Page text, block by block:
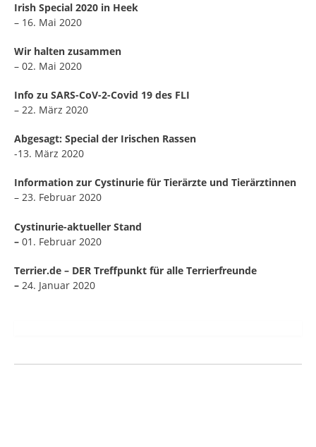
Irish Special 2020 in Heek
– 16. Mai 2020
Wir halten zusammen
– 02. Mai 2020
Info zu SARS-CoV-2-Covid 19 des FLI
– 22. März 2020
Abgesagt: Special der Irischen Rassen
-13. März 2020
Information zur Cystinurie für Tierärzte und Tierärztinnen
– 23. Februar 2020
Cystinurie-aktueller Stand
– 01. Februar 2020
Terrier.de – DER Treffpunkt für alle Terrierfreunde
– 24. Januar 2020